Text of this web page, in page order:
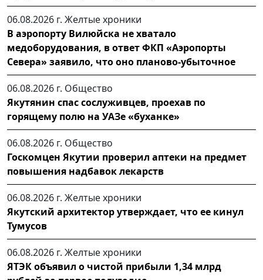
06.08.2026 г. Желтые хроники
В аэропорту Вилюйска не хватало
медоборудования, в ответ ФКП «Аэропорты
Севера» заявило, что оно планово-убыточное
06.08.2026 г. Общество
Якутянин спас сослуживцев, проехав по
горящему полю на УАЗе «буханке»
06.08.2026 г. Общество
Госкомцен Якутии проверил аптеки на предмет
повышения надбавок лекарств
06.08.2026 г. Желтые хроники
Якутский архитектор утверждает, что ее кинул
Тумусов
06.08.2026 г. Желтые хроники
ЯТЭК объявил о чистой прибыли 1,34 млрд